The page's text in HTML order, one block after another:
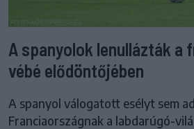
A spanyolok lenullázták a
vébé elődöntőjében
A spanyol válogatott esélyt sem
Franciaországnak a labdarúgó-